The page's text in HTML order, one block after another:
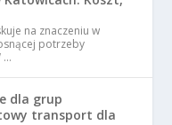
na znaczeniu w
potrzeby
…
dla grup
transport dla